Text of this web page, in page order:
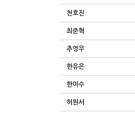
천호진
최준혁
추영우
한유은
한이수
허원서